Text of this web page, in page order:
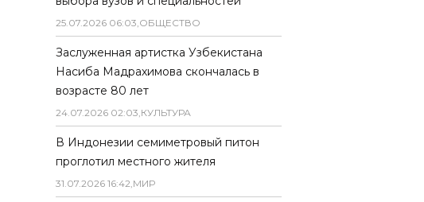
25.07.2026 06:03,ОБЩЕСТВО
Заслуженная артистка Узбекистана
Насиба Мадрахимова скончалась в
возрасте 80 лет
24.07.2026 02:03,КУЛЬТУРА
В Индонезии семиметровый питон
проглотил местного жителя
31.07.2026 16:42,МИР